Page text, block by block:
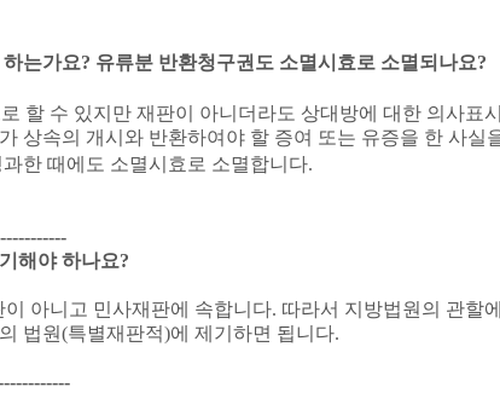
는가요? 유류분 반환청구권도 소멸시효로 소멸되나요?
할 수 있지만 재판이 아니더라도 상대방에 대한 의사표
상속의 개시와 반환하여야 할 증여 또는 유증을 한 사실
과한 때에도 소멸시효로 소멸합니다.
해야 하나요?
아니고 민사재판에 속합니다. 따라서 지방법원의 관할
법원(특별재판적)에 제기하면 됩니다.